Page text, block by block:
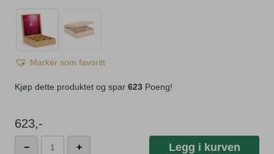
Markér som favoritt
Kjøp dette produktet og spar 623 Poeng!
623,-
− + Legg i kurven